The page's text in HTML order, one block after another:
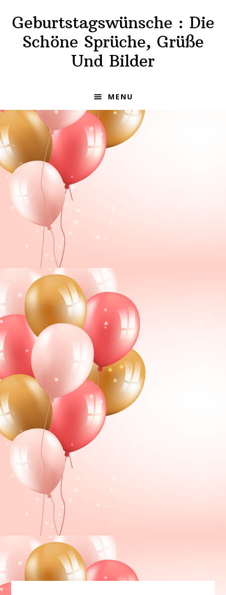
navigation
content
Geburtstagswünsche : Die
Schöne Sprüche, Grüße
Und Bilder
MENU